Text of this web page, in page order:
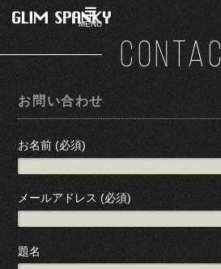
MENU
お問い合わせ
お名前 (必須)
メールアドレス (必須)
題名